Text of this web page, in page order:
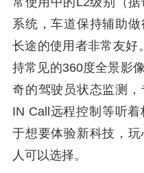
系统，车道保持辅助
长途的使用者非常友好
持常见的360度全景影
奇的驾驶员状态监测，
IN Call远程控制等听
于想要体验新科技，
人可以选择。